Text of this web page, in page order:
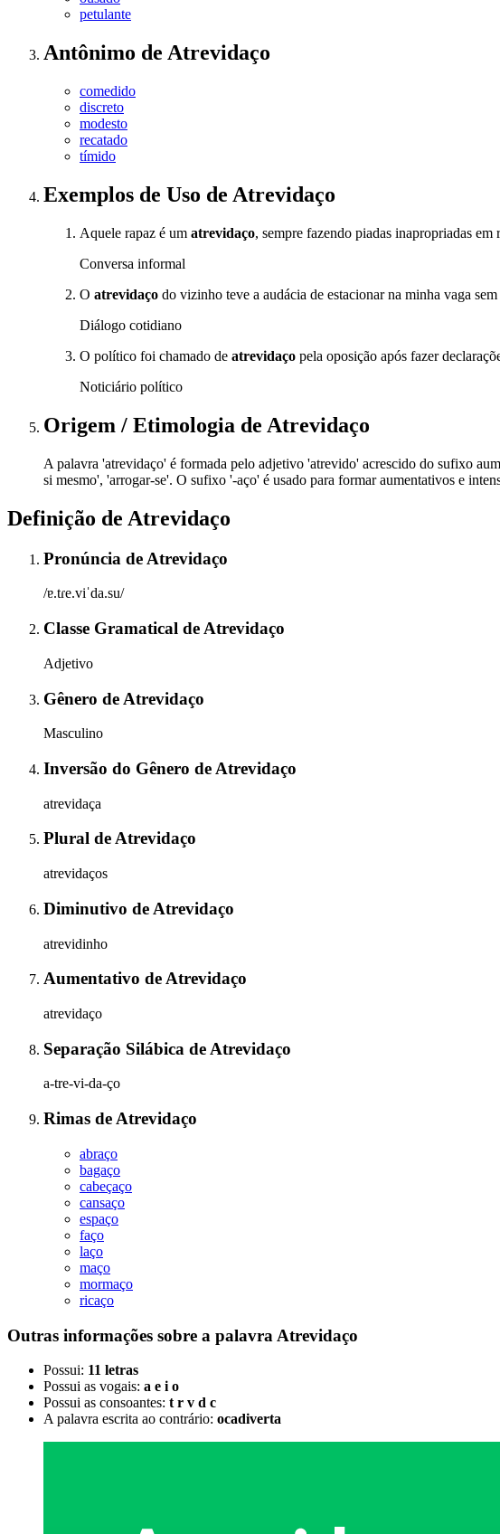
petulante
Antônimo de Atrevidaço
comedido
discreto
modesto
recatado
tímido
Exemplos de Uso de Atrevidaço
Aquele rapaz é um atrevidaço, sempre fazendo piadas inapropriadas em
Conversa informal
O atrevidaço do vizinho teve a audácia de estacionar na minha vaga
Diálogo cotidiano
O político foi chamado de atrevidaço pela oposição após fazer
Noticiário político
Origem / Etimologia de Atrevidaço
A palavra 'atrevidaço' é formada pelo adjetivo 'atrevido' acrescido do sufixo
si mesmo', 'arrogar-se'. O sufixo '-aço' é usado para formar aumentativos e
Definição de Atrevidaço
Pronúncia de Atrevidaço
/ɐ.tɾe.viˈda.su/
Classe Gramatical de Atrevidaço
Adjetivo
Gênero de Atrevidaço
Masculino
Inversão do Gênero de Atrevidaço
atrevidaça
Plural deAtrevidaço
atrevidaços
Diminutivo de Atrevidaço
atrevidinho
Aumentativo deAtrevidaço
atrevidaço
Separação Silábica de Atrevidaço
a-tre-vi-da-ço
Rimas de Atrevidaço
abraço
bagaço
cabeçaço
cansaço
espaço
faço
laço
maço
mormaço
ricaço
Outras informações sobre a palavra Atrevidaço
Possui: 11 letras
Possui as vogais: a e i o
Possui as consoantes: t r v d c
A palavra escrita ao contrário: ocadiverta